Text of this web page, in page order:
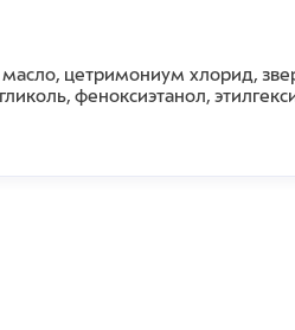
цетримониум хлорид,
феноксиэтанол,